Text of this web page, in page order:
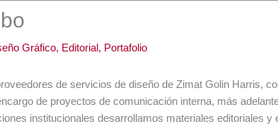
Gráfico, Editorial, Portafolio
de servicios de diseño de Zimat Golin Harris,
de proyectos de comunicación interna, más
institucionales desarrollamos materiales editoriales y